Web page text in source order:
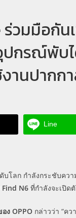
ร่วมมือกั
กรณ์พับไ
านปากก
Line
โลก กำลังกระชับคว
Find N6 ที่กำลังจะเปิด
ง OPPO กล่าวว่า “ค